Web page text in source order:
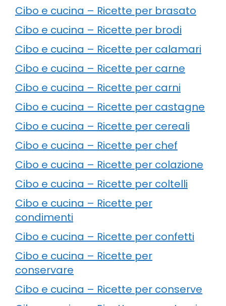
Cibo e cucina – Ricette per brasato
Cibo e cucina – Ricette per brodi
Cibo e cucina – Ricette per calamari
Cibo e cucina – Ricette per carne
Cibo e cucina – Ricette per carni
Cibo e cucina – Ricette per castagne
Cibo e cucina – Ricette per cereali
Cibo e cucina – Ricette per chef
Cibo e cucina – Ricette per colazione
Cibo e cucina – Ricette per coltelli
Cibo e cucina – Ricette per
condimenti
Cibo e cucina – Ricette per confetti
Cibo e cucina – Ricette per
conservare
Cibo e cucina – Ricette per conserve